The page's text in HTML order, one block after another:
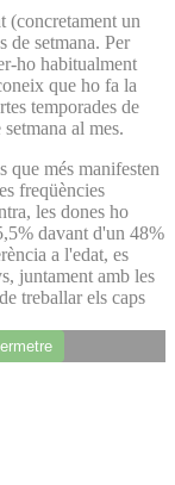
(concretament un
de setmana. Per
ho habitualment
que ho fa la
temporades de
al mes.
que més manifesten
freqüències
les dones ho
davant d'un 48%
a l'edat, es
juntament amb les
treballar els caps